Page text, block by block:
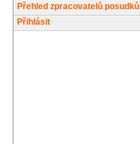
Přehled zpracovatelů posudků
Přihlásit